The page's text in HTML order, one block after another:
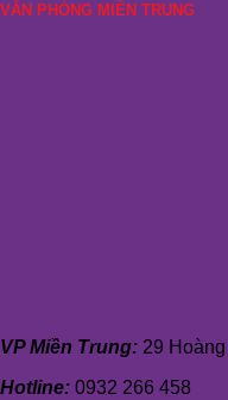
VĂN PHÒNG MIỀN TRUNG
VP Miền Trung: 29
Hotline: 0932 266 458